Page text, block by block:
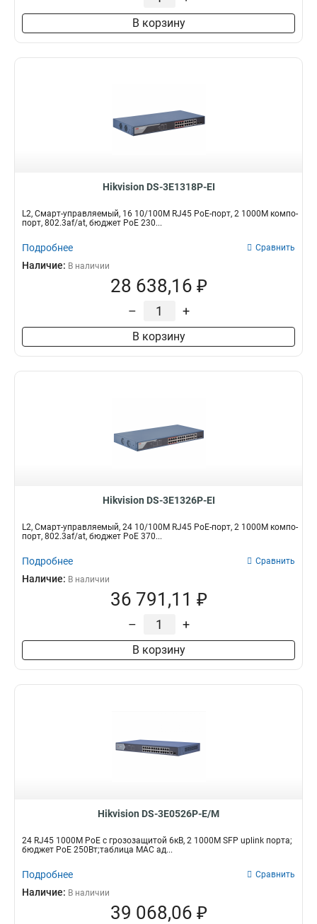
В корзину
Hikvision DS-3E1318P-EI
L2, Смарт-управляемый, 16 10/100M RJ45 PoE-порт, 2 1000M компо-
порт, 802.3af/at, бюджет PoE 230...
Подробнее Сравнить
Наличие: В наличии
28 638,16 ₽
– +
В корзину
Hikvision DS-3E1326P-EI
L2, Смарт-управляемый, 24 10/100M RJ45 PoE-порт, 2 1000M компо-
порт, 802.3af/at, бюджет PoE 370...
Подробнее Сравнить
Наличие: В наличии
36 791,11 ₽
– +
В корзину
Hikvision DS-3E0526P-E/M
24 RJ45 1000M PoE с грозозащитой 6кВ, 2 1000М SFP uplink порта;
бюджет PoE 250Вт;таблица MAC ад...
Подробнее Сравнить
Наличие: В наличии
39 068,06 ₽